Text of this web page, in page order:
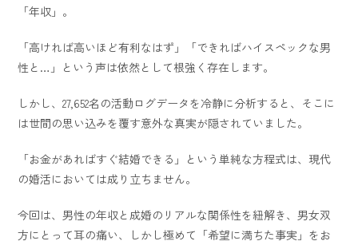
「年収」。
「高ければ高いほど有利なはず」「できればハイスペックな男
性と…」という声は依然として根強く存在します。
しかし、27,652名の活動ログデータを冷静に分析すると、そこに
は世間の思い込みを覆す意外な真実が隠されていました。
「お金があればすぐ結婚できる」という単純な方程式は、現代
の婚活においては成り立ちません。
今回は、男性の年収と成婚のリアルな関係性を紐解き、男女双
方にとって耳の痛い、しかし極めて「希望に満ちた事実」をお